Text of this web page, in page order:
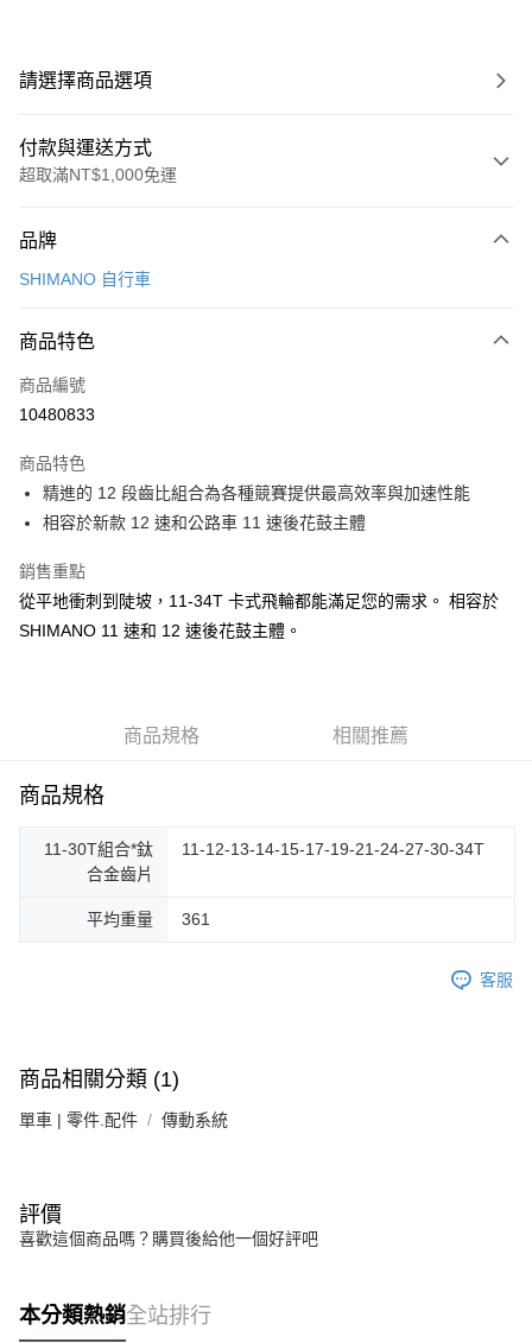
請選擇商品選項
付款與運送方式
超取滿NT$1,000免運
信用卡一次付款
3 期 0 利率 每期
合作金庫商業銀行
上海商業儲蓄銀行
臺灣中小企業銀行
匯豐（台灣）商業銀行
華泰商業銀行
聯邦商業銀行
遠東國際商業銀行
玉山商業銀行
台新國際商業銀行
中國信託商業銀行
台灣樂天信用卡公司
合作金庫商業銀行
上海商業儲蓄銀行
國泰世華商業銀行
兆豐國際商業銀行
匯豐（台灣）商業銀行
華泰商業銀行
元大商業銀行
玉山商業銀行
星展（台灣）商業銀行
台新國際商業銀行
中國信託商業銀行
LINE Pay
Apple Pay
悠遊付
全盈+PAY
ATM付款
7-11取貨(快速到店)
新竹貨運
每筆NT$100，滿NT$1,000(含以上)免運費
付款後門市自取
品牌
SHIMANO 自行車
商品特色
商品編號
10480833
商品特色
精進的 12 段齒比組合為各種競賽提供最高效率與加速性能
相容於新款 12 速和公路車 11 速後花鼓主體
銷售重點
從平地衝刺到陡坡，11-34T 卡式飛輪都能滿足您的需求。 相容於
SHIMANO 11 速和 12 速後花鼓主體。
商品規格 相關推薦
商品規格
11-30T組合*鈦
合金齒片
11-12-13-14-15-17-19-21-24-27-30-34T
平均重量 361
客服
商品相關分類 (1)
單車 | 零件.配件 傳動系統
評價
喜歡這個商品嗎？購買後給他一個好評吧
本分類熱銷全站排行